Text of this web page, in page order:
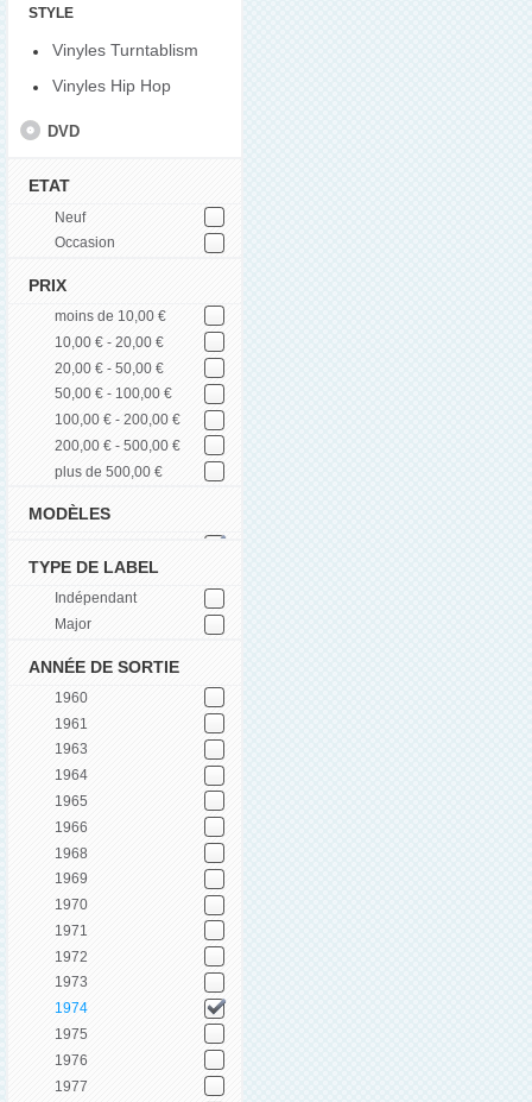
STYLE
Vinyles Turntablism
Vinyles Hip Hop
DVD
ETAT
Neuf
Occasion
PRIX
moins de 10,00 €
10,00 € - 20,00 €
20,00 € - 50,00 €
50,00 € - 100,00 €
100,00 € - 200,00 €
200,00 € - 500,00 €
plus de 500,00 €
MODÈLES
TYPE DE LABEL
Indépendant
Major
ANNÉE DE SORTIE
1960
1961
1963
1964
1965
1966
1968
1969
1970
1971
1972
1973
1974
1975
1976
1977